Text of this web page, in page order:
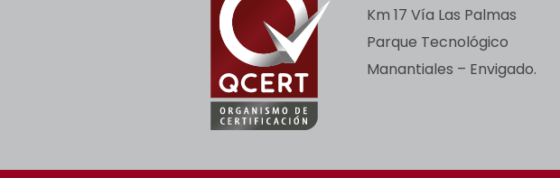
Km 17 Vía Las Palmas
Parque Tecnológico
Manantiales – Envigado.